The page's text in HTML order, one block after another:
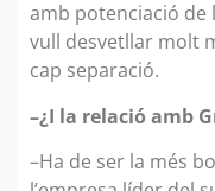
amb potenciació de
vull desvetllar molt
cap separació.
–¿I la relació amb
–Ha de ser la més